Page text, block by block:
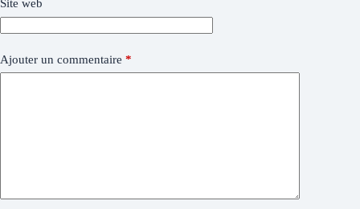
Site web
Ajouter un commentaire *